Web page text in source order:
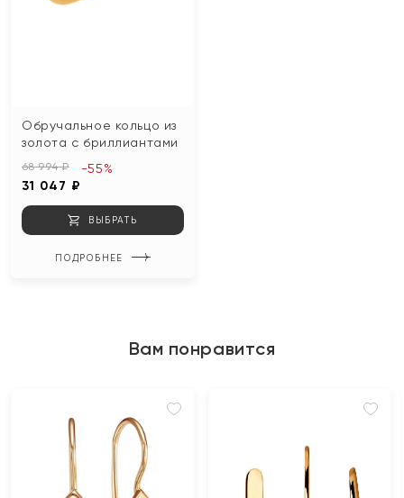
Обручальное кольцо из
золота с бриллиантами
68 994 ₽
31 047 ₽
-55%
ВЫБРАТЬ
ПОДРОБНЕЕ
Вам понравится